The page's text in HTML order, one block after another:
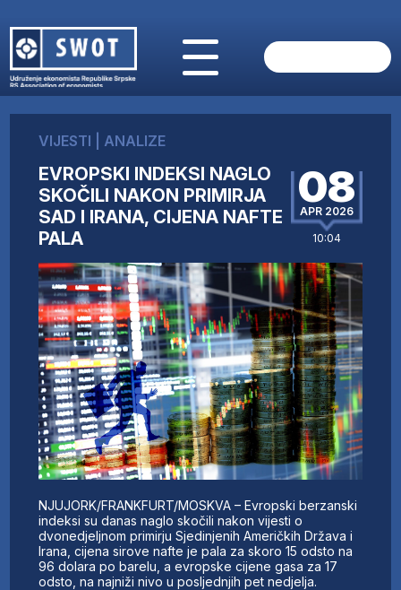
O NAMA
AKTUELNO
ANALIZE
KOMPANIJE
FINANSIJE
IZ STRANIH MEDIJA
AKTIVNOSTI
SWOT INTERVJU
UČLANI SE
KONTAKT
VIJESTI ANALIZE
EVROPSKI INDEKSI NAGLO
SKOČILI NAKON PRIMIRJA
SAD I IRANA, CIJENA NAFTE
PALA
08
APR 2026
10:04
NJUJORK/FRANKFURT/MOSKVA – Evropski berzanski
indeksi su danas naglo skočili nakon vijesti o
dvonedjeljnom primirju Sjedinjenih Američkih Država i
Irana, cijena sirove nafte je pala za skoro 15 odsto na
96 dolara po barelu, a evropske cijene gasa za 17
odsto, na najniži nivo u posljednjih pet nedjelja.